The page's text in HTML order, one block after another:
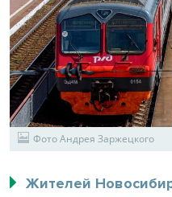
Фото Андрея Заржецкого
Жителей